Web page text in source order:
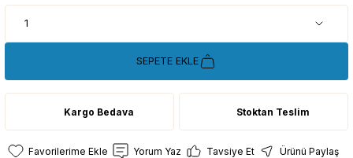
SEPETE EKLE
Kargo Bedava Stoktan Teslim
Yorum Yaz Tavsiye Et
Ürünü Paylaş